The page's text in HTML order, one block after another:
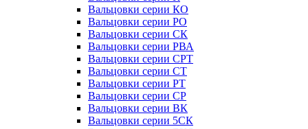
Вальцовки серии КО
Вальцовки серии РО
Вальцовки серии СК
Вальцовки серии РВА
Вальцовки серии СРТ
Вальцовки серии СТ
Вальцовки серии РТ
Вальцовки серии СР
Вальцовки серии ВК
Вальцовки серии 5СК